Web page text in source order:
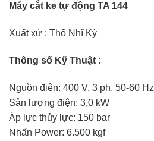
Máy cắt ke tự động TA 144
Xuất xứ : Thổ Nhĩ Kỳ
Thông số Kỹ Thuật :
Nguồn điện: 400 V, 3 ph, 50-60 Hz
Sản lượng điện: 3,0 kW
Áp lực thủy lực: 150 bar
Nhấn Power: 6.500 kgf